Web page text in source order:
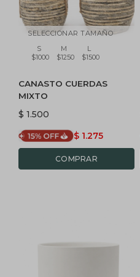
SELECCIONAR TAMAÑO
S
$1000
M
$1250
L
$1500
CANASTO CUERDAS
MIXTO
$ 1.500
$ 1.275